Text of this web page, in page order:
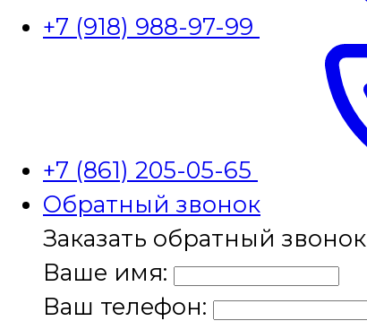
+7 (918) 988-97-99
+7 (861) 205-05-65
Обратный звонок
Заказать обратный звонок
Ваше имя:
Ваш телефон: